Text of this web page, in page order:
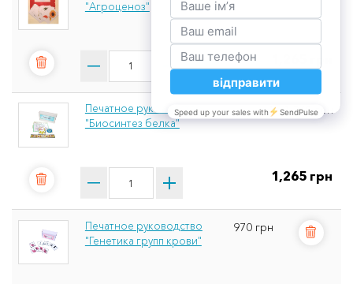
"Агроценоз"
Печатное руководство
"Биосинтез белка"
1 265 грн
1,265 грн
Печатное руководство
"Генетика групп крови"
970 грн